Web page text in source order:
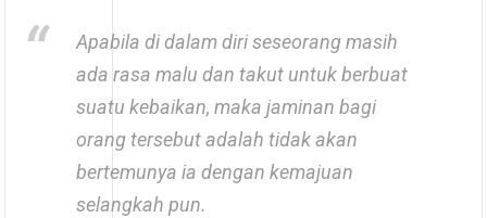
Apabila di dalam diri seseorang masih
ada rasa malu dan takut untuk berbuat
suatu kebaikan, maka jaminan bagi
orang tersebut adalah tidak akan
bertemunya ia dengan kemajuan
selangkah pun.